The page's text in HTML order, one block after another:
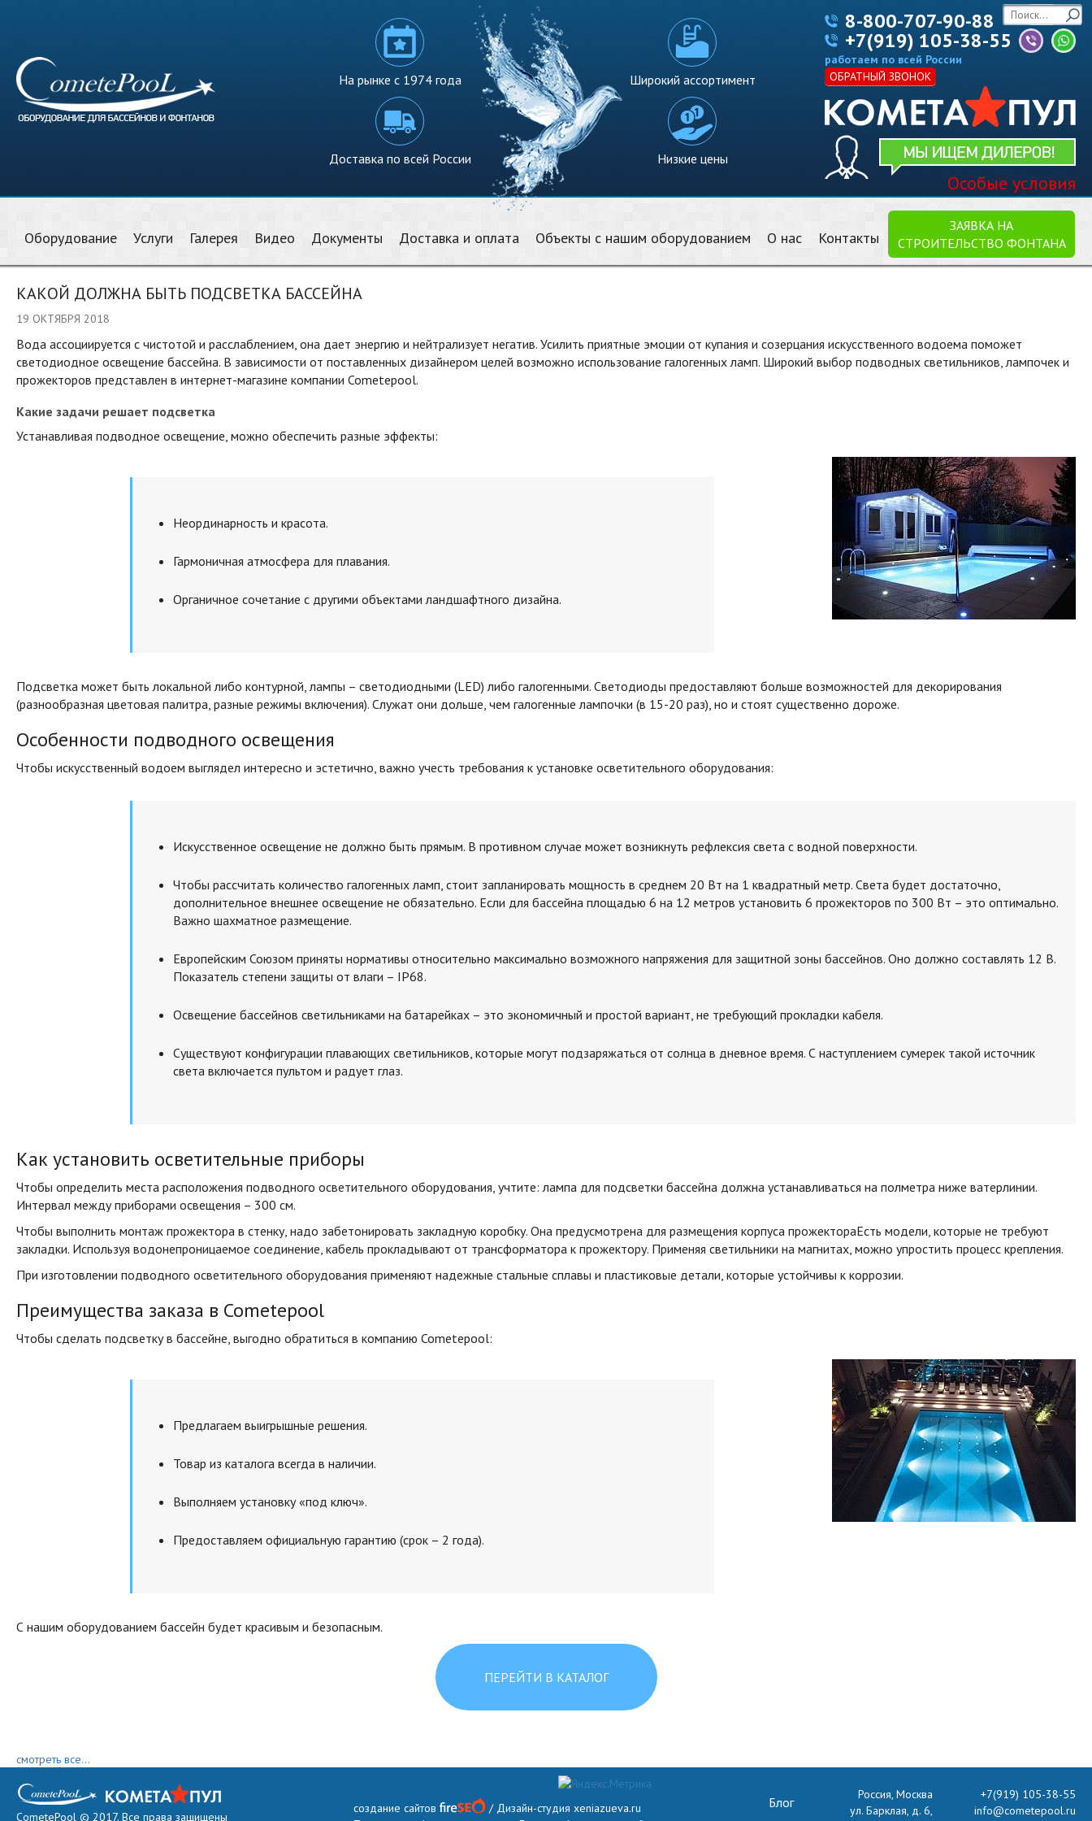
8-800-707-90-88
+7(919) 105-38-55
работаем по всей России
ОБРАТНЫЙ ЗВОНОК
Особые условия
На рынке с 1974 года Широкий ассортимент
Доставка по всей России Низкие цены
Оборудование Услуги Галерея Видео Документы Доставка и оплата Объекты с нашим оборудованием О нас Контакты
ЗАЯВКА НА
СТРОИТЕЛЬСТВО ФОНТАНА
КАКОЙ ДОЛЖНА БЫТЬ ПОДСВЕТКА БАССЕЙНА
19 ОКТЯБРЯ 2018
Вода ассоциируется с чистотой и расслаблением, она дает энергию и нейтрализует негатив. Усилить приятные эмоции от купания и созерцания искусственного водоема поможет
светодиодное освещение бассейна. В зависимости от поставленных дизайнером целей возможно использование галогенных ламп. Широкий выбор подводных светильников, лампочек и
прожекторов представлен в интернет-магазине компании Cometepool.
Какие задачи решает подсветка
Устанавливая подводное освещение, можно обеспечить разные эффекты:
Неординарность и красота.
Гармоничная атмосфера для плавания.
Органичное сочетание с другими объектами ландшафтного дизайна.
Подсветка может быть локальной либо контурной, лампы – светодиодными (LED) либо галогенными. Светодиоды предоставляют больше возможностей для декорирования
(разнообразная цветовая палитра, разные режимы включения). Служат они дольше, чем галогенные лампочки (в 15-20 раз), но и стоят существенно дороже.
Особенности подводного освещения
Чтобы искусственный водоем выглядел интересно и эстетично, важно учесть требования к установке осветительного оборудования:
Искусственное освещение не должно быть прямым. В противном случае может возникнуть рефлексия света с водной поверхности.
Чтобы рассчитать количество галогенных ламп, стоит запланировать мощность в среднем 20 Вт на 1 квадратный метр. Света будет достаточно,
дополнительное внешнее освещение не обязательно. Если для бассейна площадью 6 на 12 метров установить 6 прожекторов по 300 Вт – это оптимально.
Важно шахматное размещение.
Европейским Союзом приняты нормативы относительно максимально возможного напряжения для защитной зоны бассейнов. Оно должно составлять 12 В.
Показатель степени защиты от влаги – IP68.
Освещение бассейнов светильниками на батарейках – это экономичный и простой вариант, не требующий прокладки кабеля.
Существуют конфигурации плавающих светильников, которые могут подзаряжаться от солнца в дневное время. С наступлением сумерек такой источник
света включается пультом и радует глаз.
Как установить осветительные приборы
Чтобы определить места расположения подводного осветительного оборудования, учтите: лампа для подсветки бассейна должна устанавливаться на полметра ниже ватерлинии.
Интервал между приборами освещения – 300 см.
Чтобы выполнить монтаж прожектора в стенку, надо забетонировать закладную коробку. Она предусмотрена для размещения корпуса прожектораЕсть модели, которые не требуют
закладки. Используя водонепроницаемое соединение, кабель прокладывают от трансформатора к прожектору. Применяя светильники на магнитах, можно упростить процесс крепления.
При изготовлении подводного осветительного оборудования применяют надежные стальные сплавы и пластиковые детали, которые устойчивы к коррозии.
Преимущества заказа в Cometepool
Чтобы сделать подсветку в бассейне, выгодно обратиться в компанию Cometepool:
Предлагаем выигрышные решения.
Товар из каталога всегда в наличии.
Выполняем установку «под ключ».
Предоставляем официальную гарантию (срок – 2 года).
С нашим оборудованием бассейн будет красивым и безопасным.
ПЕРЕЙТИ В КАТАЛОГ
смотреть все...
CometePool © 2017. Все права защищены
создание сайтов / Дизайн-студия xeniazueva.ru
+7(919) 105-38-55
info@cometepool.ru
Россия, Москва
ул. Барклая, д. 6,
Блог